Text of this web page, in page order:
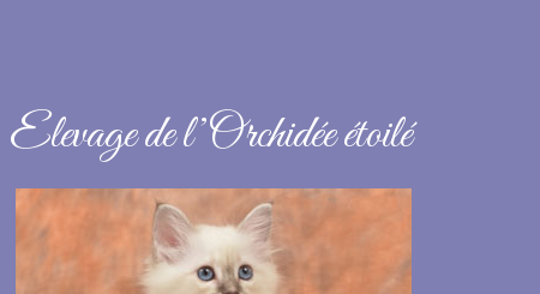
Elevage de l’Orchidée étoilé